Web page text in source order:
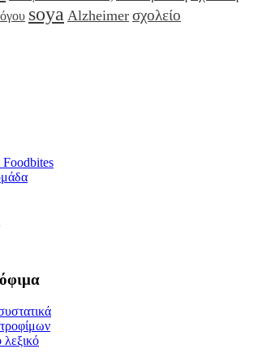
soya Alzheimer σχολείο
Foodbites
λεξικό